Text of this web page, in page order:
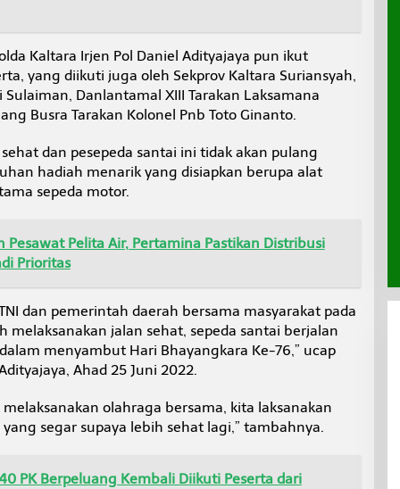
Kaltara Irjen Pol Daniel Adityajaya pun ikut
yang diikuti juga oleh Sekprov Kaltara Suriansyah,
Danlantamal XIII Tarakan Laksamana
Busra Tarakan Kolonel Pnb Toto Ginanto.
dan pesepeda santai ini tidak akan pulang
hadiah menarik yang disiapkan berupa alat
sepeda motor.
Pesawat Pelita Air, Pertamina Pastikan Distribusi
Prioritas
dan pemerintah daerah bersama masyarakat pada
melaksanakan jalan sehat, sepeda santai berjalan
menyambut Hari Bhayangkara Ke-76,” ucap
Ahad 25 Juni 2022.
olahraga bersama, kita laksanakan
segar supaya lebih sehat lagi,” tambahnya.
PK Berpeluang Kembali Diikuti Peserta dari